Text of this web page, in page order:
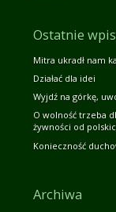
Ostatnie
Mitra ukradł nam
Działać dla idei
Wyjdź na górkę,
O wolność trzeba
żywności od
Konieczność
Archiwa